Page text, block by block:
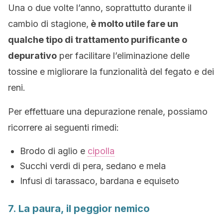
Una o due volte l’anno, soprattutto durante il
cambio di stagione, è molto utile fare un
qualche tipo di trattamento purificante o
depurativo per facilitare l’eliminazione delle
tossine e migliorare la funzionalità del fegato e dei
reni.
Per effettuare una depurazione renale, possiamo
ricorrere ai seguenti rimedi:
Brodo di aglio e cipolla
Succhi verdi di pera, sedano e mela
Infusi di tarassaco, bardana e equiseto
7. La paura, il peggior nemico